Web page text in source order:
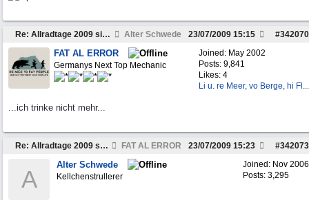
Re: Allradtage 2009 sind vom 31.07 bis 02.08! Alter Schwede #342070
23/07/2009 15:15
Joined: May 2002
Posts: 9,841
Likes: 4
Li u. re Meer, vo Berge, hi Fl...
FAT AL ERROR
Germanys Next Top Mechanic
...ich trinke nicht mehr...
Re: Allradtage 2009 sind vom 31.07 bis 02.08! FAT AL ERROR #342073
23/07/2009 15:23
Joined: Nov 2006
Posts: 3,295
A
Alter Schwede
Kellchenstrullerer